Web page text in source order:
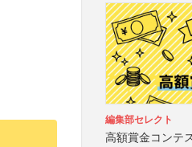
編集部セレクト
高額賞金コンテ